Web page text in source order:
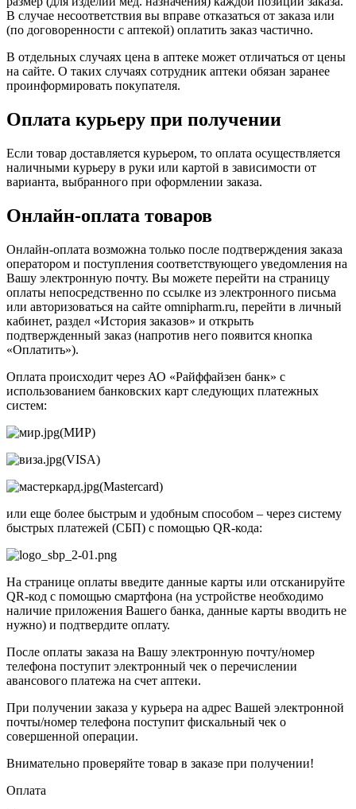
В случае несоответствия вы вправе отказаться от заказа или
(по договоренности с аптекой) оплатить заказ частично.
В отдельных случаях цена в аптеке может отличаться от цены
на сайте. О таких случаях сотрудник аптеки обязан заранее
проинформировать покупателя.
Оплата курьеру при получении
Если товар доставляется курьером, то оплата осуществляется
наличными курьеру в руки или картой в зависимости от
варианта, выбранного при оформлении заказа.
Онлайн-оплата товаров
Онлайн-оплата возможна только после подтверждения заказа
оператором и поступления соответствующего уведомления на
Вашу электронную почту. Вы можете перейти на страницу
оплаты непосредственно по ссылке из электронного письма
или авторизоваться на сайте omnipharm.ru, перейти в личный
кабинет, раздел «История заказов» и открыть
подтвержденный заказ (напротив него появится кнопка
«Оплатить»).
Оплата происходит через АО «Райффайзен банк» с
использованием банковских карт следующих платежных
систем:
(МИР)
(VISA)
(Mastercard)
или еще более быстрым и удобным способом – через систему
быстрых платежей (СБП) с помощью QR-кода:
На странице оплаты введите данные карты или отсканируйте
QR-код с помощью смартфона (на устройстве необходимо
наличие приложения Вашего банка, данные карты вводить не
нужно) и подтвердите оплату.
После оплаты заказа на Вашу электронную почту/номер
телефона поступит электронный чек о перечислении
авансового платежа на счет аптеки.
При получении заказа у курьера на адрес Вашей электронной
почты/номер телефона поступит фискальный чек о
совершенной операции.
Внимательно проверяйте товар в заказе при получении!
Оплата